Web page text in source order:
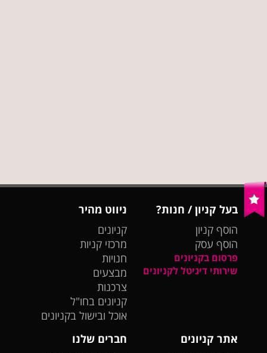
בעל קניון / חנות?
הוסף קניון
הוסף עסק
פרסום בקניונים
שירותי דיגיטל לקניונים
ניווט מהיר
קניונים
מרכזי קניות
חנויות
מבצעים
צרכנות
קניונים בחו"ל
אוכל ובישול בקניונים
אתר קניונים
חברים שלנו